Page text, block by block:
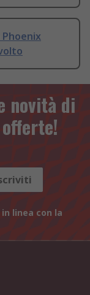
novità di
linea con la